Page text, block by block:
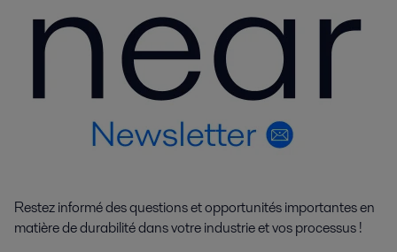
Restez informé des questions et opportunités importantes en
matière de durabilité dans votre industrie et vos processus !